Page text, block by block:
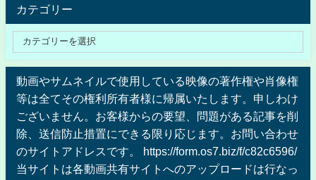
カテゴリー
動画やサムネイルで使用している映像の著作権や肖像権
等は全てその権利所有者様に帰属いたします。申しわけ
ございません。お客様からの要望、問題がある記事を削
除、送信防止措置にできる限り応じます。お問い合わせ
のサイトアドレスです。 https://form.os7.biz/f/c82c6596/
当サイトは各動画共有サイトへのアップロードは行なっ